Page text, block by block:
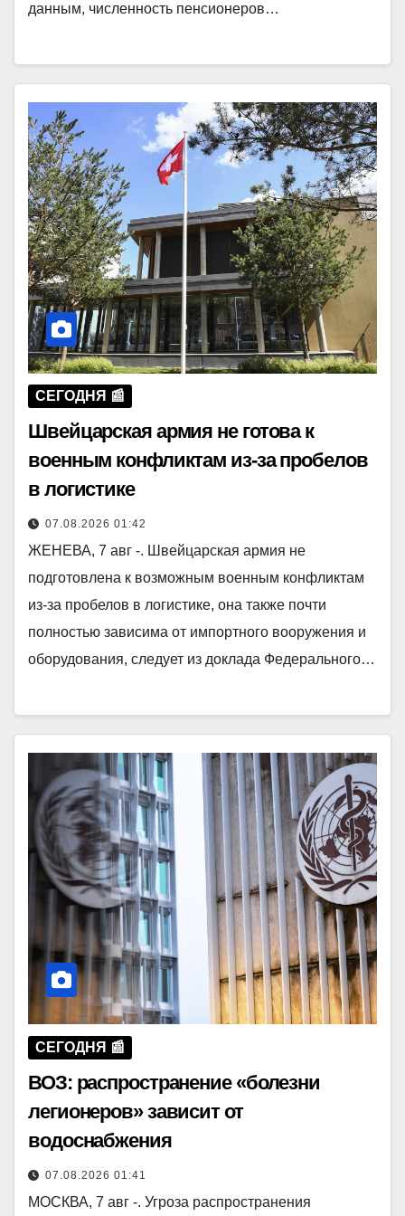
данным, численность пенсионеров…
СЕГОДНЯ 📰
Швейцарская армия не готова к
военным конфликтам из-за пробелов
в логистике
07.08.2026 01:42
ЖЕНЕВА, 7 авг -. Швейцарская армия не
подготовлена к возможным военным конфликтам
из-за пробелов в логистике, она также почти
полностью зависима от импортного вооружения и
оборудования, следует из доклада Федерального…
СЕГОДНЯ 📰
ВОЗ: распространение «болезни
легионеров» зависит от
водоснабжения
07.08.2026 01:41
МОСКВА, 7 авг -. Угроза распространения